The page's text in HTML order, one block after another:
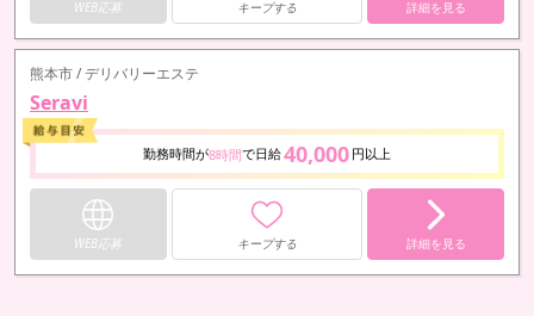
WEB応募 キープする 詳細を見る
熊本市 / デリバリーエステ
Seravi
勤務時間が8時間で日給40,000 円以上
WEB応募 キープする 詳細を見る